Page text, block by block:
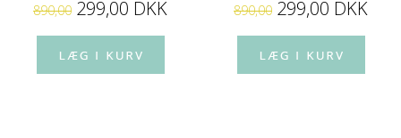
890,00 299,00 DKK 890,00 299,00 DKK